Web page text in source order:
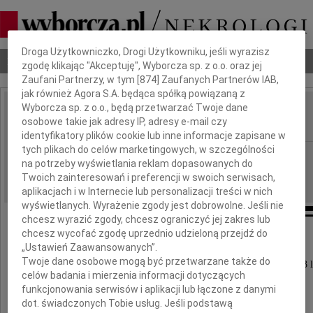
Nekrologi Odeszli Poradnik pogrzebowy
IMIĘ I NAZWISKO: Ewa Kloka
REGION: Gdańsk
DATA EMISJI: 20.07.2020
Z głębokim smutkiem zawiadamiamy,
że 14 lipca 2020 roku odeszła od nas w wieku 83
kochana Mama
Dbamy o Twoją prywatność
Droga Użytkowniczko, Drogi Użytkowniku, jeśli wyrazisz
zgodę klikając "Akceptuję", Wyborcza sp. z o.o. oraz jej
Zaufani Partnerzy, w tym [874 ] Zaufanych Partnerów IAB,
jak również Agora S.A. będąca spółką powiązaną z
Wyborcza sp. z o.o., będą przetwarzać Twoje dane
osobowe takie jak adresy IP, adresy e-mail czy
identyfikatory plików cookie lub inne informacje zapisane w
tych plikach do celów marketingowych, w szczególności
na potrzeby wyświetlania reklam dopasowanych do
Twoich zainteresowań i preferencji w swoich serwisach,
aplikacjach i w Internecie lub personalizacji treści w nich
wyświetlanych. Wyrażenie zgody jest dobrowolne. Jeśli nie
chcesz wyrazić zgody, chcesz ograniczyć jej zakres lub
chcesz wycofać zgodę uprzednio udzieloną przejdź do
„Ustawień Zaawansowanych”.
Twoje dane osobowe mogą być przetwarzane także do
celów badania i mierzenia informacji dotyczących
funkcjonowania serwisów i aplikacji lub łączone z danymi
dot. świadczonych Tobie usług. Jeśli podstawą